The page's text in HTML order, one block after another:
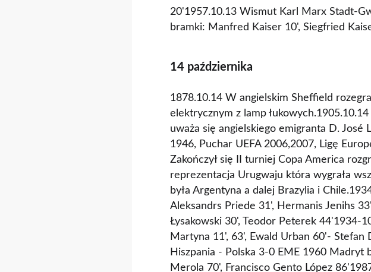
20'1957.10.13 Wismut Karl Marx Stadt-
bramki: Manfred Kaiser 10', Siegfried
14 października
1878.10.14 W angielskim Sheffield
elektrycznym z lamp
uważa się angielskiego emigranta D. José
1946, Puchar UEFA 2006,2007, Ligę
Zakończył się II turniej Copa America
reprezentacja Urugwaju która wygrała
była Argentyna a dalej Brazylia i
Aleksandrs Priede 31', Hermanis Jenihs
Łysakowski 30', Teodor Peterek 44'1934-
Martyna 11', 63', Ewald Urban 60'-
Hiszpania - Polska 3-0 EME 1960 Madryt
Merola 70', Francisco Gento López